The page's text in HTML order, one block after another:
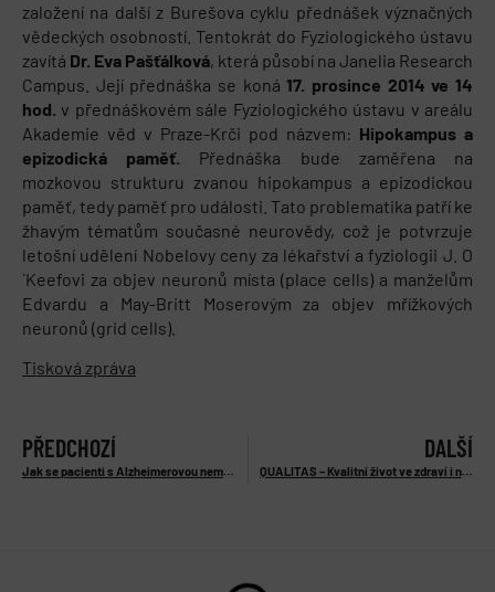
založení na další z Burešova cyklu přednášek význačných
vědeckých osobností. Tentokrát do Fyziologického ústavu
zavítá Dr. Eva Pašťálková, která působí na Janelia Research
Campus. Její přednáška se koná17. prosince 2014 ve 14
hod.v přednáškovém sále Fyziologického ústavu v areálu
Akademie věd v Praze-Krči pod názvem: Hipokampus a
epizodická paměť. Přednáška bude zaměřena na
mozkovou strukturu zvanou hipokampus a epizodickou
paměť, tedy paměť pro události. Tato problematika patří ke
žhavým tématům současné neurovědy, což je potvrzuje
letošní udělení Nobelovy ceny za lékařství a fyziologii J. O
´Keefovi za objev neuronů místa (place cells) a manželům
Edvardu a May-Britt Moserovým za objev mřížkových
neuronů (grid cells).
Tisková zpráva
PŘEDCHOZÍ
Jak se pacienti s Alzheimerovou nemocí orientují v prostoru?
DALŠÍ
QUALITAS – Kvalitní život ve zdraví i nemoci